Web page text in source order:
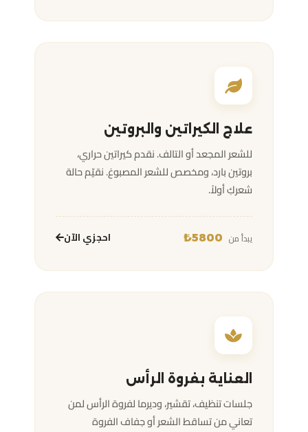
علاج الكيراتين والبروتين
للشعر المجعد أو التالف. نقدم كيراتين حراري،
بروتين بارد، ومخصص للشعر المصبوغ. نقيّم حالة
شعركِ أولاً.
يبدأ من احجزي الآن
العناية بفروة الرأس
جلسات تنظيف، تقشير، وديرما لفروة الرأس لمن
تعاني من تساقط الشعر أو جفاف الفروة